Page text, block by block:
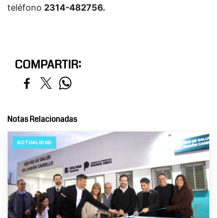
teléfono 2314-482756.
COMPARTIR:
Notas Relacionadas
ACTUALIDAD